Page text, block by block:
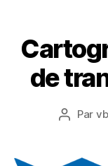
de
Auteur
Par